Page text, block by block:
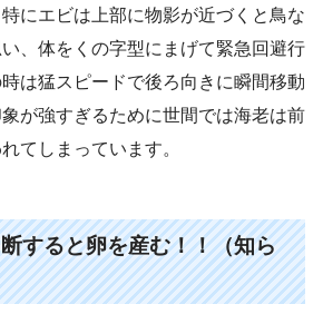
にエビは上部に物影が近づくと鳥な
、体をくの字型にまげて緊急回避行
は猛スピードで後ろ向きに瞬間移動
が強すぎるために世間では海老は前
てしまっています。
すると卵を産む！！（知ら